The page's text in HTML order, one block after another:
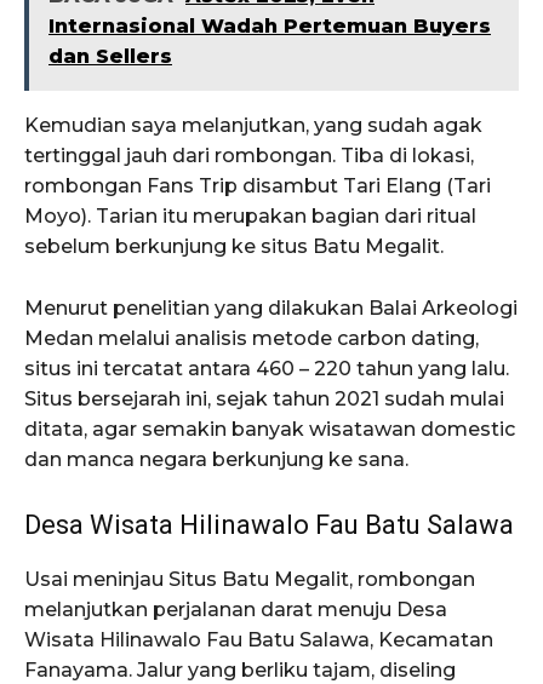
Internasional Wadah Pertemuan Buyers
dan Sellers
Kemudian saya melanjutkan, yang sudah agak
tertinggal jauh dari rombongan. Tiba di lokasi,
rombongan Fans Trip disambut Tari Elang (Tari
Moyo). Tarian itu merupakan bagian dari ritual
sebelum berkunjung ke situs Batu Megalit.
Menurut penelitian yang dilakukan Balai Arkeologi
Medan melalui analisis metode carbon dating,
situs ini tercatat antara 460 – 220 tahun yang lalu.
Situs bersejarah ini, sejak tahun 2021 sudah mulai
ditata, agar semakin banyak wisatawan domestic
dan manca negara berkunjung ke sana.
Desa Wisata Hilinawalo Fau Batu Salawa
Usai meninjau Situs Batu Megalit, rombongan
melanjutkan perjalanan darat menuju Desa
Wisata Hilinawalo Fau Batu Salawa, Kecamatan
Fanayama. Jalur yang berliku tajam, diseling